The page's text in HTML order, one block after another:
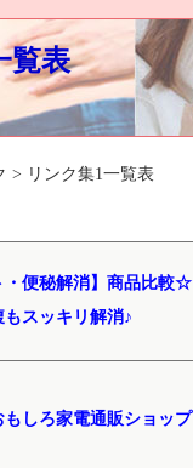
覧表
> リンク集1一覧表
・便秘解消】商品比較☆
スッキリ解消♪
しろ家電通販ショップ